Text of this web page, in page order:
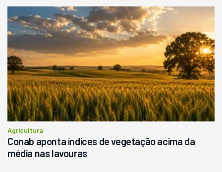
Agricultura
Conab aponta índices de vegetação acima da
média nas lavouras